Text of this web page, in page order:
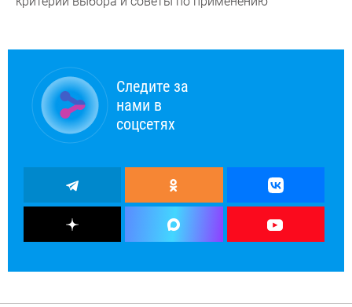
Следите за
нами в
соцсетях